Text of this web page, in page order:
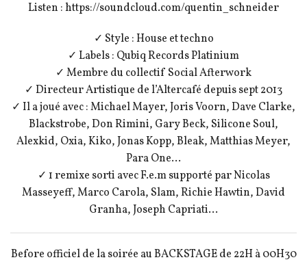
Listen : https://soundcloud.com/quentin_schneider
✓ Style : House et techno
✓ Labels : Qubiq Records Platinium
✓ Membre du collectif Social Afterwork
✓ Directeur Artistique de l’Altercafé depuis sept 2013
✓ Il a joué avec : Michael Mayer, Joris Voorn, Dave Clarke,
Blackstrobe, Don Rimini, Gary Beck, Silicone Soul,
Alexkid, Oxia, Kiko, Jonas Kopp, Bleak, Matthias Meyer,
Para One…
✓ 1 remixe sorti avec F.e.m supporté par Nicolas
Masseyeff, Marco Carola, Slam, Richie Hawtin, David
Granha, Joseph Capriati…
Before officiel de la soirée au BACKSTAGE de 22H à 00H30